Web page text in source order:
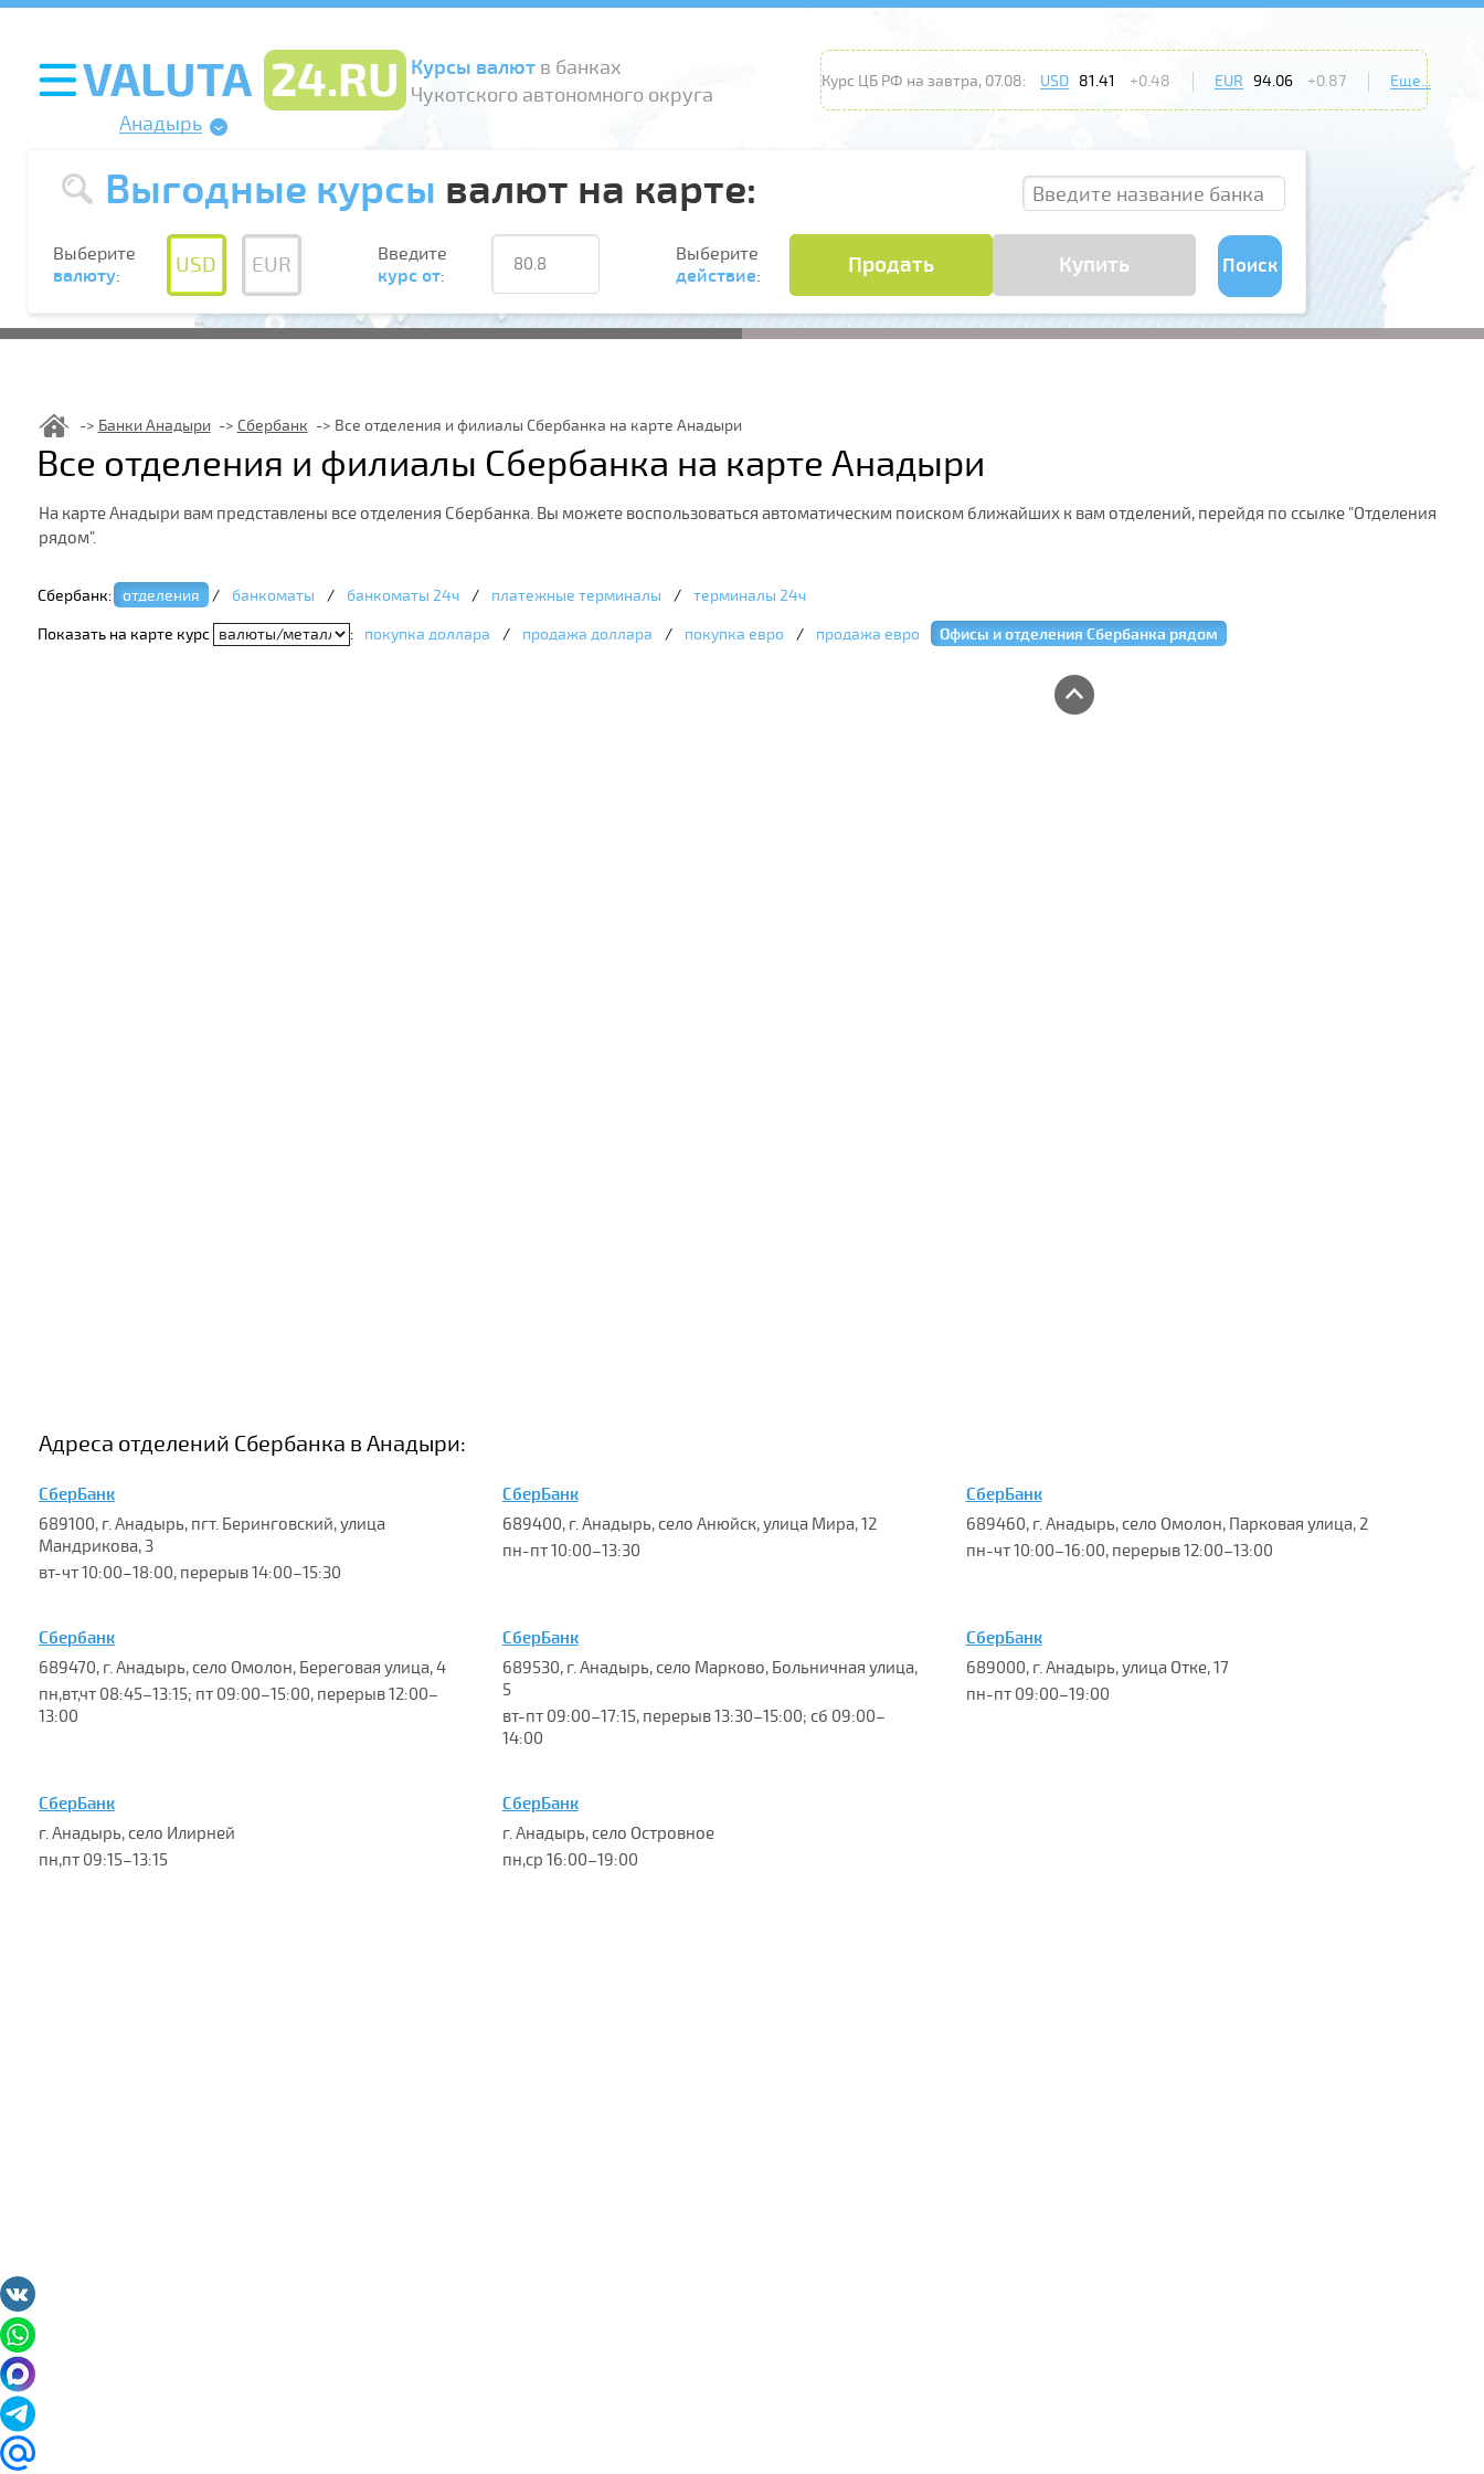
Курсы валютв банках
Чукотского автономного округа
Анадырь
Курс ЦБ РФ на завтра, 07.08: USD 81.41 +0.48 EUR 94.06 +0.87 Еще...
Выгодные курсы валют на карте:
Выберите
валюту: USD EUR
Введите
курс от:
Выберите
действие: Продать Купить Поиск
Банки Анадыри Сбербанк Все отделения и филиалы Сбербанка на карте Анадыри
Все отделения и филиалы Сбербанка на карте Анадыри
На карте Анадыри вам представлены все отделения Сбербанка. Вы можете воспользоваться автоматическим поиском ближайших к вам отделений, перейдя по ссылке "Отделения
рядом".
Сбербанк: отделения / банкоматы / банкоматы 24ч / платежные терминалы / терминалы 24ч
Показать на карте курс : покупка доллара / продажа доллара / покупка евро / продажа евро Офисы и отделения Сбербанка рядом
Адреса отделений Сбербанка в Анадыри:
СберБанк
689100, г. Анадырь, пгт. Беринговский, улица
Мандрикова, 3
вт-чт 10:00–18:00, перерыв 14:00–15:30
СберБанк
689400, г. Анадырь, село Анюйск, улица Мира, 12
пн-пт 10:00–13:30
СберБанк
689460, г. Анадырь, село Омолон, Парковая улица, 2
пн-чт 10:00–16:00, перерыв 12:00–13:00
Сбербанк
689470, г. Анадырь, село Омолон, Береговая улица, 4
пн,вт,чт 08:45–13:15; пт 09:00–15:00, перерыв 12:00–
13:00
СберБанк
689530, г. Анадырь, село Марково, Больничная улица,
5
вт-пт 09:00–17:15, перерыв 13:30–15:00; сб 09:00–
14:00
СберБанк
689000, г. Анадырь, улица Отке, 17
пн-пт 09:00–19:00
СберБанк
г. Анадырь, село Илирней
пн,пт 09:15–13:15
СберБанк
г. Анадырь, село Островное
пн,ср 16:00–19:00